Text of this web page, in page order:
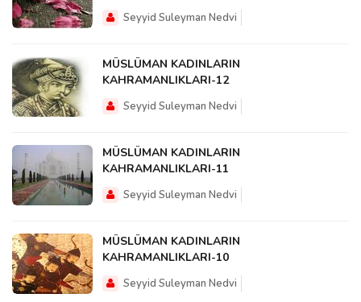
Seyyid Suleyman Nedvi
MÜSLÜMAN KADINLARIN
KAHRAMANLIKLARI-12
Seyyid Suleyman Nedvi
MÜSLÜMAN KADINLARIN
KAHRAMANLIKLARI-11
Seyyid Suleyman Nedvi
MÜSLÜMAN KADINLARIN
KAHRAMANLIKLARI-10
Seyyid Suleyman Nedvi